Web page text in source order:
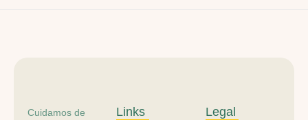
Cuidamos de
Links Legal